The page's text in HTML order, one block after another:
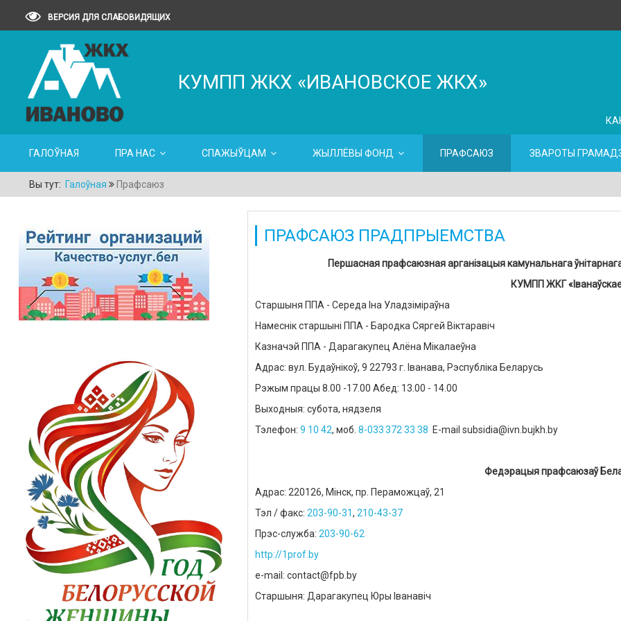
ВЕРСИЯ ДЛЯ СЛАБОВИДЯЩИХ
КУМПП ЖКХ «ИВАНОВСКОЕ ЖКХ»
ГАЛОЎНАЯ ПРА НАС СПАЖЫЎЦАМ ЖЫЛЛЁВЫ ФОНД ПРАФСАЮЗ ЗВАРОТЫ
Вы тут: Галоўная Прафсаюз
ПРАФСАЮЗ ПРАДПРЫЕМСТВА
Першасная прафсаюзная арганізацыя камунальнага
КУМПП ЖКГ
Старшыня ППА - Середа Іна Уладзіміраўна
Намеснік старшыні ППА - Бародка Сяргей Віктаравіч
Казначэй ППА - Дарагакупец Алёна Мікалаеўна
Адрас: вул. Будаўнікоў, 9 22793 г. Іванава, Рэспубліка Беларусь
Рэжым працы 8.00 -17.00 Абед: 13.00 - 14.00
Выходныя: субота, нядзеля
Тэлефон: 9 10 42, моб. 8-033 372 33 38 E-mail subsidia@ivn bujkh by
Федэрацыя прафсаюзаў
Адрас: 220126, Мінск, пр. Пераможцаў, 21
Тэл / факс: 203-90-31, 210-43-37
Прэс-служба: 203-90-62
http://1prof by
е-mail : contact@fpb by
Старшыня: Дарагакупец Юры Іванавіч